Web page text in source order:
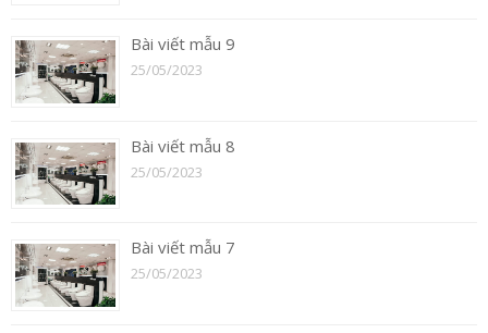
Bài viết mẫu 9
25/05/2023
Bài viết mẫu 8
25/05/2023
Bài viết mẫu 7
25/05/2023